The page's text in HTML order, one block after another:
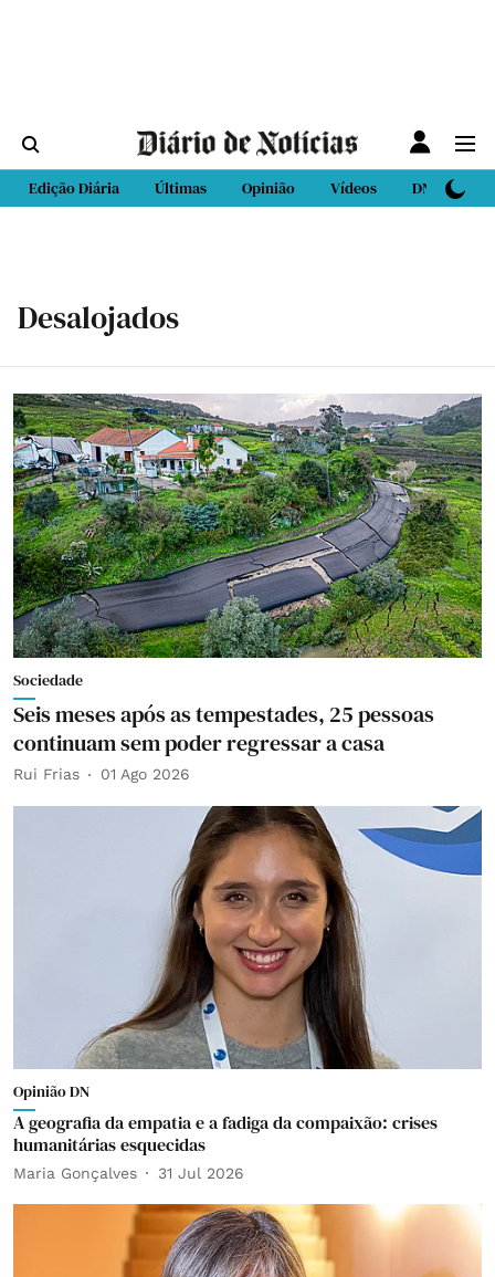
Edição Diária Últimas Opinião Vídeos DN Sport
Desalojados
Sociedade
Seis meses após as tempestades, 25 pessoas
continuam sem poder regressar a casa
Rui Frias 01 Ago 2026
Opinião DN
A geografia da empatia e a fadiga da compaixão: crises
humanitárias esquecidas
Maria Gonçalves 31 Jul 2026